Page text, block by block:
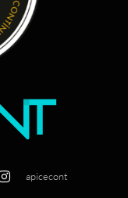
apicecont